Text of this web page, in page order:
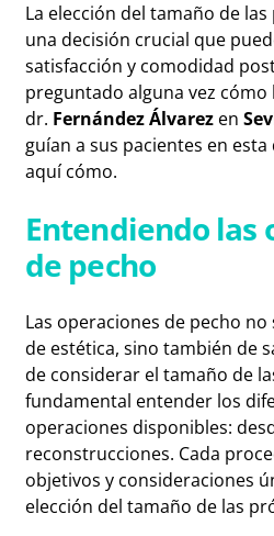
La elección del tamaño de
una decisión crucial que
satisfacción y comodidad
preguntado alguna vez
dr. Fernández Álvarez en
guían a sus pacientes en
aquí cómo.
Entendiendo las
de pecho
Las operaciones de pecho
de estética, sino también de
de considerar el tamaño de
fundamental entender los
operaciones disponibles:
reconstrucciones. Cada
objetivos y consideraciones
elección del tamaño de las